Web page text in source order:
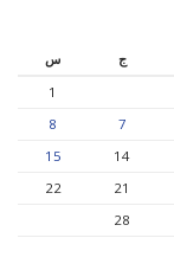
ج
س
1
7
8
14
15
21
22
28